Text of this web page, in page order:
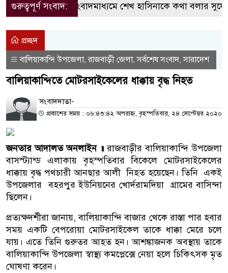
গুরুত্বপূর্ণ সংবাদ:
ভারতে সংবাদমাধ্যমে শেখ হাসিনাকে কথা বলার সুযোগ
প্রচ্ছদ
বালিয়াকান্দি উপজেলা,রাজবাড়ী জেলা,সর্বশেষ সংবাদ,সারাদেশ
বালিয়াকান্দিতে মোটরসাইকেলের ধাক্কায় বৃদ্ধ নিহত
সংবাদদাতা-
প্রকাশের সময় : ০৬:৪৩:৪২ অপরাহ্ন, বৃহস্পতিবার, ২৪ সেপ্টেম্বর ২০২০
জনতার আদালত অনলাইন ॥ রাজবাড়ীর বালিয়াকান্দি উপজেলা
বাসস্ট্যান্ড এলাকায় বৃহস্পতিবার বিকেলে মোটরসাইকেলের
ধাক্কায় বৃদ্ধ পথচারী আনছার আলী নিহত হয়েছেন। তিনি একই
উপজেলার বহরপুর ইউনিয়নের খোর্দরামদিয়া গ্রামের বাসিন্দা
ছিলেন।
প্রত্যক্ষদর্শীরা জানায়, বালিয়াকান্দি বাজার থেকে রাস্তা পার হবার
সময় একটি বেপরোয়া মোটরসাইকেল তাকে ধাক্কা মেরে চলে
যায়। এতে তিনি গুরুতর আহত হন। আশঙ্কাজনক অবস্থায় তাকে
বালিয়াকান্দি উপজেলা স্বাস্থ্য কমপ্লেক্সে নেয়া হলে চিকিৎসক মৃত
ঘোষণা করেন।